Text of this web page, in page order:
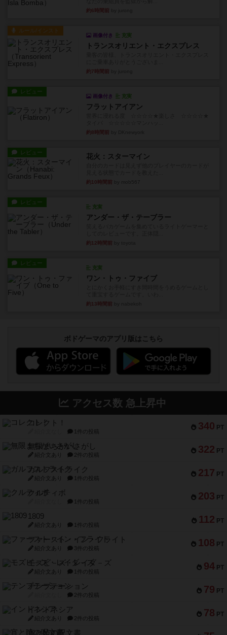
約6時間前
ルール/インスト
画像付き 充実
トランスオリエント・エクスプレス
約7時間前
レビュー
画像付き 充実
フラットアイアン
約8時間前
レビュー 花火：スターマイン
約10時間前
レビュー
充実
アンダー・ザ・テーブラー
約12時間前
レビュー
充実
ワン・トゥ・ファイブ
約13時間前
ボドゲーマのアプリ版はこちら
アクセス数 急上昇中
340 PT
コレクト！
1件の投稿
322 PT
無限まちがいさがし
紹介文あり 2件の投稿
217 PT
ガルフストライク
紹介文あり 1件の投稿
203 PT
クルティボ
1件の投稿
112 PT
1809
紹介文あり 1件の投稿
108 PT
ファースト・イン・フライト
紹介文あり 3件の投稿
94 PT
モズビ－ズ・レイダ－ズ
紹介文あり 1件の投稿
79 PT
テンプテーション
2件の投稿
78 PT
インドネシア
紹介文あり 2件の投稿
宵と暁の呪文書